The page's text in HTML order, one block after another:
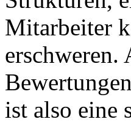
Mitarbeiter
erschweren.
ist also eine